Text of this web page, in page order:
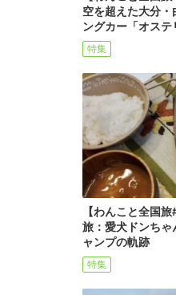
空を超えた大分
ングカー「オス
特集
【わんこと全国
旅：愛犬ドンちゃ
ャンプの軌跡
特集